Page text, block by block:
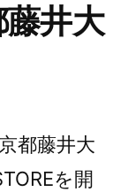
藤井大
都藤井大
を開